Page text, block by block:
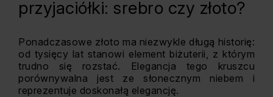
przyjaciółki: srebro czy złoto?
Ponadczasowe złoto ma niezwykle długą historię:
od tysięcy lat stanowi element biżuterii, z którym
trudno się rozstać. Elegancja tego kruszcu
porównywalna jest ze słonecznym niebem i
reprezentuje doskonałą elegancję.